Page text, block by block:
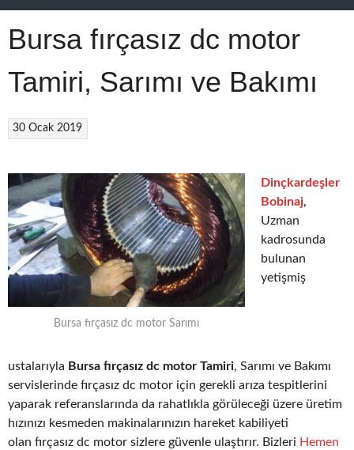
Bursa fırçasız dc motor
Tamiri, Sarımı ve Bakımı
30 Ocak 2019
Bursa fırçasız dc motor Sarımı
Dinçkardeşler
Bobinaj,
Uzman
kadrosunda
bulunan
yetişmiş
ustalarıyla Bursa fırçasız dc motor Tamiri, Sarımı ve Bakımı
servislerinde fırçasız dc motor için gerekli arıza tespitlerini
yaparak referanslarında da rahatlıkla görüleceği üzere üretim
hızınızı kesmeden makinalarınızın hareket kabiliyeti
olan fırçasız dc motor sizlere güvenle ulaştırır. Bizleri Hemen